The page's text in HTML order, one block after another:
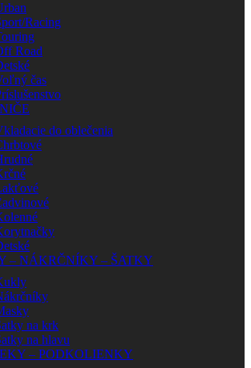
Racing
Road
čas
do oblečenia
– NÁKRČNÍKY – ŠATKY
na krk
na hlavu
– PODKOLIENKY